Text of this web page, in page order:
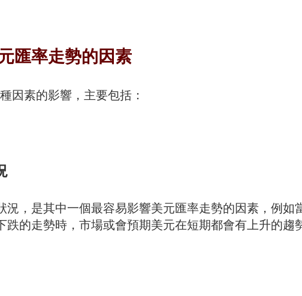
匯率走勢的因素
因素的影響，主要包括：
況，是其中一個最容易影響美元匯率走勢的因素，例如
跌的走勢時，市場或會預期美元在短期都會有上升的趨